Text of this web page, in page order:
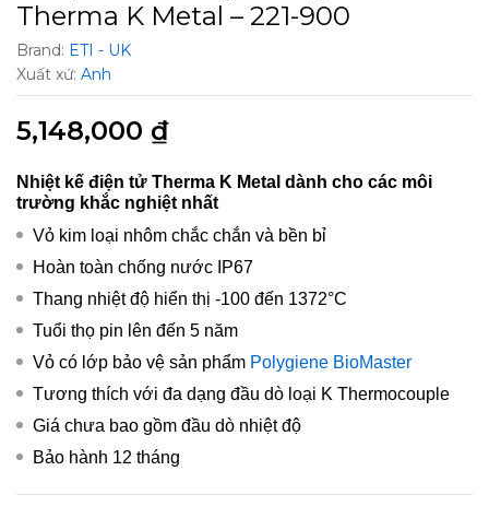
Therma K Metal – 221-900
Brand: ETI - UK
Xuất xứ: Anh
5,148,000 ₫
Nhiệt kế điện tử Therma K Metal dành cho các môi
trường khắc nghiệt nhất
Vỏ kim loại nhôm chắc chắn và bền bỉ
Hoàn toàn chống nước IP67
Thang nhiệt độ hiển thị -100 đến 1372°C
Tuổi thọ pin lên đến 5 năm
Vỏ có lớp bảo vệ sản phẩm Polygiene BioMaster
Tương thích với đa dạng đầu dò loại K Thermocouple
Giá chưa bao gồm đầu dò nhiệt độ
Bảo hành 12 tháng